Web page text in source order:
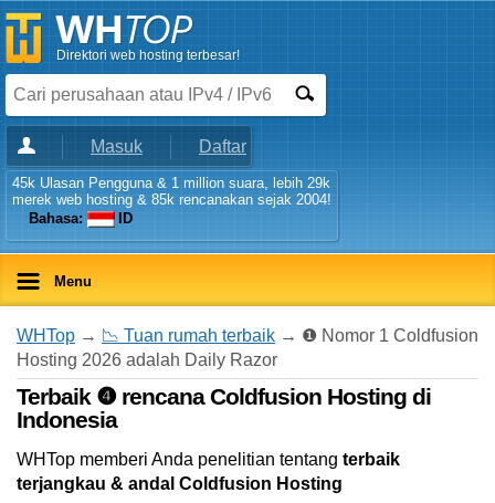
Direktori web hosting terbesar!
Masuk Daftar
45k Ulasan Pengguna & 1 million suara, lebih 29k
merek web hosting & 85k rencanakan sejak 2004!
Bahasa:
ID
Menu
WHTop → 📉 Tuan rumah terbaik → ❶ Nomor 1 Coldfusion
Hosting 2026 adalah Daily Razor
Terbaik ❹ rencana Coldfusion Hosting di
Indonesia
WHTop memberi Anda penelitian tentang terbaik
terjangkau & andal Coldfusion Hosting